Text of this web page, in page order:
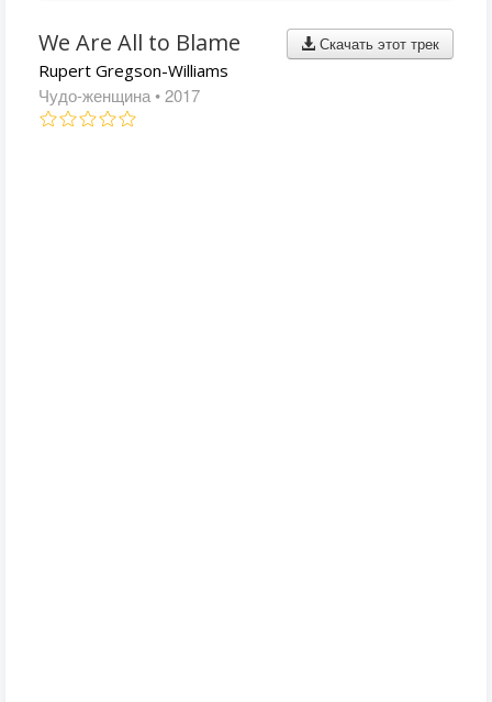
Скачать этот трек
We Are All to Blame
Rupert Gregson-Williams
Чудо-женщина • 2017